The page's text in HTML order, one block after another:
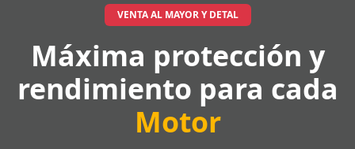
VENTA AL MAYOR Y DETAL
Máxima protección y
rendimiento para cada
Motor